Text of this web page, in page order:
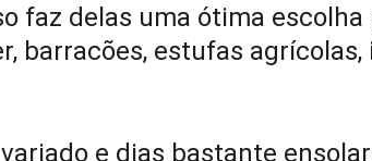
faz delas uma ótima
barracões, estufas
e dias bastante